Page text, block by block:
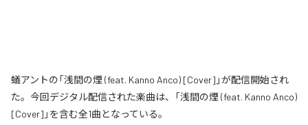
蟻アントの「浅間の煙 (feat. Kanno Anco) [Cover]」が配信開始され
た。今回デジタル配信された楽曲は、「浅間の煙 (feat. Kanno Anco)
[Cover]」を含む全1曲となっている。